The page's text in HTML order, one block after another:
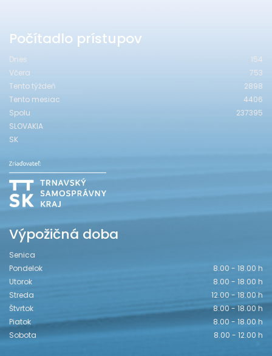
Počítadlo prístupov
Dnes
154
Včera
753
Tento týždeň
2898
Tento mesiac
4406
Spolu
237395
SLOVAKIA
SK
Výpožičná doba
Senica
Pondelok
8.00 - 18.00 h
Utorok
8.00 - 18.00 h
Streda
12.00 - 18.00 h
Štvrtok
8.00 - 18.00 h
Piatok
8.00 - 18.00 h
Sobota
8.00 - 12.00 h